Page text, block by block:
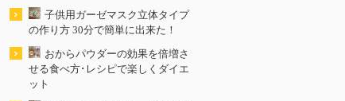
子供用ガーゼマスク立体タイプ
の作り方 30分で簡単に出来た！
おからパウダーの効果を倍増さ
せる食べ方･レシピで楽しくダイエ
ット